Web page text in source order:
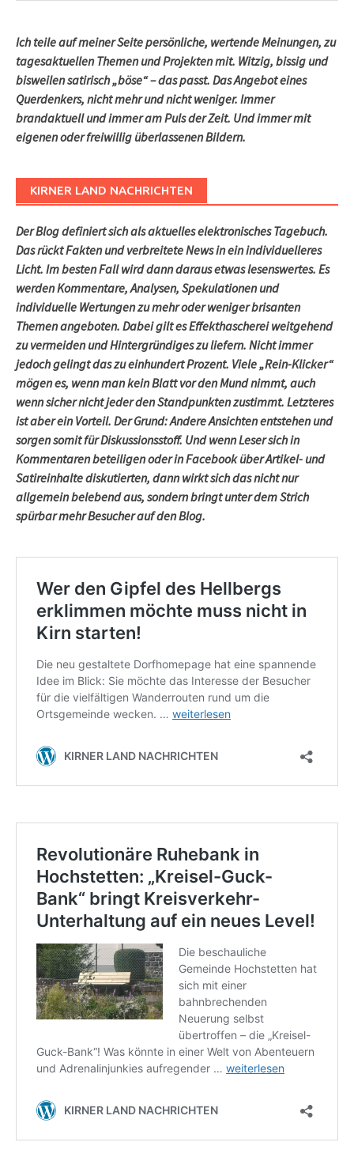
Ich teile auf meiner Seite persönliche, wertende Meinungen, zu
tagesaktuellen Themen und Projekten mit. Witzig, bissig und
bisweilen satirisch „böse“ – das passt. Das Angebot eines
Querdenkers, nicht mehr und nicht weniger. Immer
brandaktuell und immer am Puls der Zeit. Und immer mit
eigenen oder freiwillig überlassenen Bildern.
KIRNER LAND NACHRICHTEN
Der Blog definiert sich als aktuelles elektronisches Tagebuch.
Das rückt Fakten und verbreitete News in ein individuelleres
Licht. Im besten Fall wird dann daraus etwas lesenswertes. Es
werden Kommentare, Analysen, Spekulationen und
individuelle Wertungen zu mehr oder weniger brisanten
Themen angeboten. Dabei gilt es Effekthascherei weitgehend
zu vermeiden und Hintergründiges zu liefern. Nicht immer
jedoch gelingt das zu einhundert Prozent. Viele „Rein-Klicker“
mögen es, wenn man kein Blatt vor den Mund nimmt, auch
wenn sicher nicht jeder den Standpunkten zustimmt. Letzteres
ist aber ein Vorteil. Der Grund: Andere Ansichten entstehen und
sorgen somit für Diskussionsstoff. Und wenn Leser sich in
Kommentaren beteiligen oder in Facebook über Artikel- und
Satireinhalte diskutierten, dann wirkt sich das nicht nur
allgemein belebend aus, sondern bringt unter dem Strich
spürbar mehr Besucher auf den Blog.